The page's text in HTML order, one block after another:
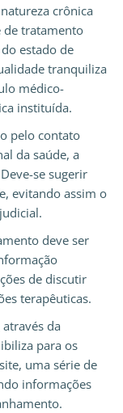
crônica
de tratamento
estado de
tranquiliza
médico-
instituída.
pelo contato
da saúde, a
se sugerir
evitando assim o
deve ser
de discutir
terapêuticas.
da
para os
uma série de
informações